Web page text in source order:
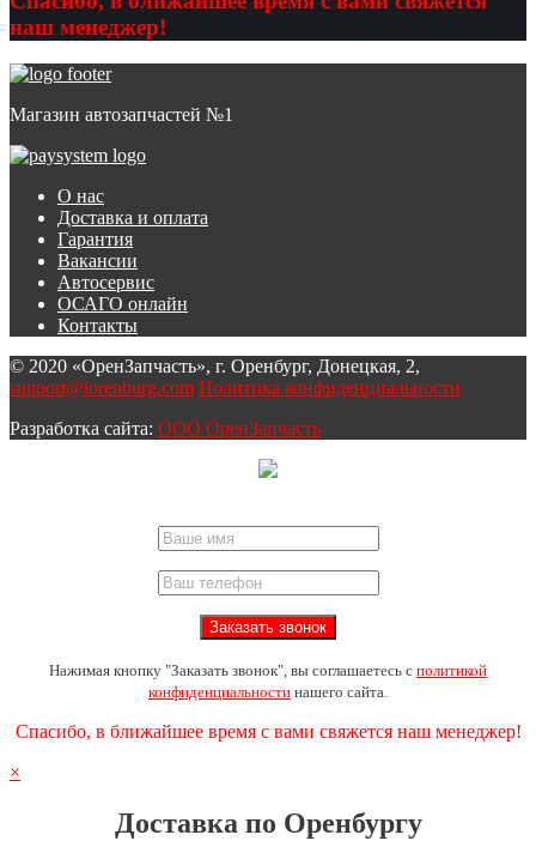
наш менеджер!
Магазин автозапчастей №1
О нас
Доставка и оплата
Гарантия
Вакансии
Автосервис
ОСАГО онлайн
Контакты
© 2020 «ОренЗапчасть», г. Оренбург, Донецкая, 2,
support@iorenburg.com Политика конфиденциальности
Разработка сайта: ООО ОренЗапчасть
Нажимая кнопку "Заказать звонок", вы соглашаетесь с политикой
конфиденциальности нашего сайта.
Спасибо, в ближайшее время с вами свяжется наш менеджер!
×
Доставка по Оренбургу